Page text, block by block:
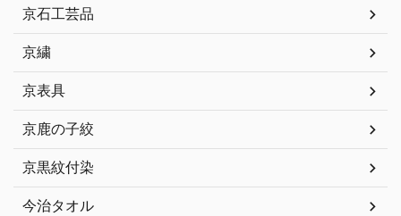
京石工芸品
京繍
京表具
京鹿の子絞
京黒紋付染
今治タオル